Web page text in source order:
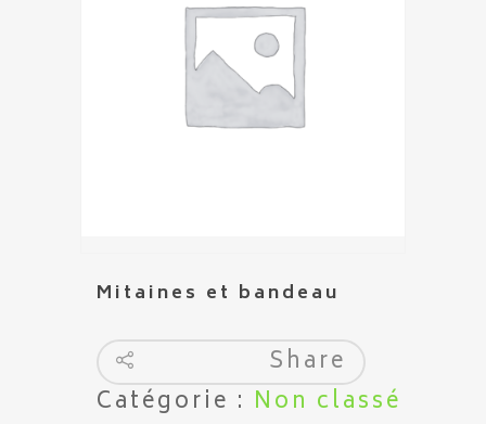
Mitaines et bandeau
Share
Catégorie : Non classé